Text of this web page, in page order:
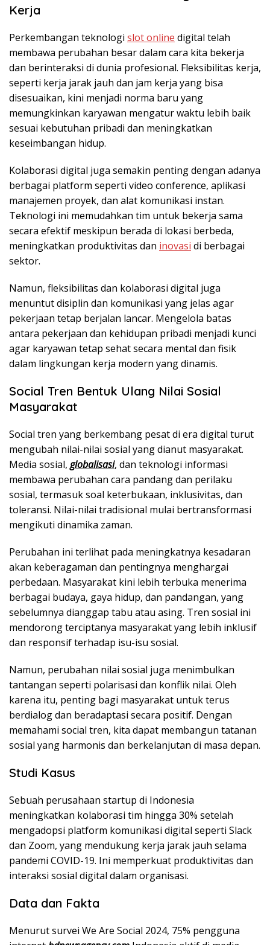
Kerja
Perkembangan teknologi slot online digital telah
membawa perubahan besar dalam cara kita bekerja
dan berinteraksi di dunia profesional. Fleksibilitas kerja,
seperti kerja jarak jauh dan jam kerja yang bisa
disesuaikan, kini menjadi norma baru yang
memungkinkan karyawan mengatur waktu lebih baik
sesuai kebutuhan pribadi dan meningkatkan
keseimbangan hidup.
Kolaborasi digital juga semakin penting dengan adanya
berbagai platform seperti video conference, aplikasi
manajemen proyek, dan alat komunikasi instan.
Teknologi ini memudahkan tim untuk bekerja sama
secara efektif meskipun berada di lokasi berbeda,
meningkatkan produktivitas dan inovasi di berbagai
sektor.
Namun, fleksibilitas dan kolaborasi digital juga
menuntut disiplin dan komunikasi yang jelas agar
pekerjaan tetap berjalan lancar. Mengelola batas
antara pekerjaan dan kehidupan pribadi menjadi kunci
agar karyawan tetap sehat secara mental dan fisik
dalam lingkungan kerja modern yang dinamis.
Social Tren Bentuk Ulang Nilai Sosial
Masyarakat
Social tren yang berkembang pesat di era digital turut
mengubah nilai-nilai sosial yang dianut masyarakat.
Media sosial, globalisasi, dan teknologi informasi
membawa perubahan cara pandang dan perilaku
sosial, termasuk soal keterbukaan, inklusivitas, dan
toleransi. Nilai-nilai tradisional mulai bertransformasi
mengikuti dinamika zaman.
Perubahan ini terlihat pada meningkatnya kesadaran
akan keberagaman dan pentingnya menghargai
perbedaan. Masyarakat kini lebih terbuka menerima
berbagai budaya, gaya hidup, dan pandangan, yang
sebelumnya dianggap tabu atau asing. Tren sosial ini
mendorong terciptanya masyarakat yang lebih inklusif
dan responsif terhadap isu-isu sosial.
Namun, perubahan nilai sosial juga menimbulkan
tantangan seperti polarisasi dan konflik nilai. Oleh
karena itu, penting bagi masyarakat untuk terus
berdialog dan beradaptasi secara positif. Dengan
memahami social tren, kita dapat membangun tatanan
sosial yang harmonis dan berkelanjutan di masa depan.
Studi Kasus
Sebuah perusahaan startup di Indonesia
meningkatkan kolaborasi tim hingga 30% setelah
mengadopsi platform komunikasi digital seperti Slack
dan Zoom, yang mendukung kerja jarak jauh selama
pandemi COVID-19. Ini memperkuat produktivitas dan
interaksi sosial digital dalam organisasi.
Data dan Fakta
Menurut survei We Are Social 2024, 75% pengguna